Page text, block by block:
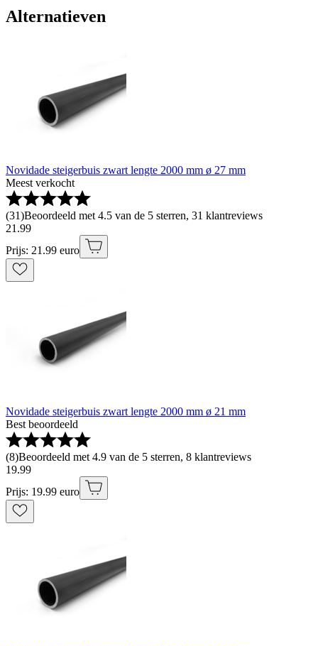
Alternatieven
Novidade steigerbuis zwart lengte 2000 mm ø 27 mm
Meest verkocht
(31)Beoordeeld met 4.5 van de 5 sterren, 31 klantreviews
21 .99
Prijs: 21.99 euro
Novidade steigerbuis zwart lengte 2000 mm ø 21 mm
Best beoordeeld
(8)Beoordeeld met 4.9 van de 5 sterren, 8 klantreviews
19.99
Prijs: 19.99 euro